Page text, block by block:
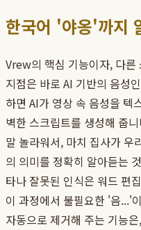
한국어 '야옹'까지
Vrew의 핵심 기능이자, 다른
지점은 바로 AI 기반의 음성
하면 AI가 영상 속 음성을 텍
벽한 스크립트를 생성해 줍
말 놀라워서, 마치 집사가 우
의 의미를 정확히 알아듣는
타나 잘못된 인식은 워드 편
이 과정에서 불필요한 '음
자동으로 제거해 주는 기능